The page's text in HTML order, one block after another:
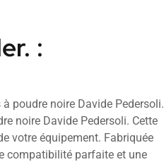
:
poudre noire Davide Pedersoli.
noire Davide Pedersoli. Cette
votre équipement. Fabriquée
compatibilité parfaite et une